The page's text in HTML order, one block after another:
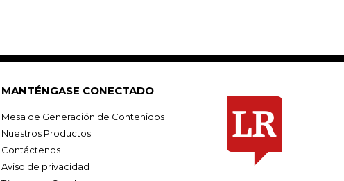
MANTÉNGASE CONECTADO
Mesa de Generación de Contenidos
Nuestros Productos
Contáctenos
Aviso de privacidad